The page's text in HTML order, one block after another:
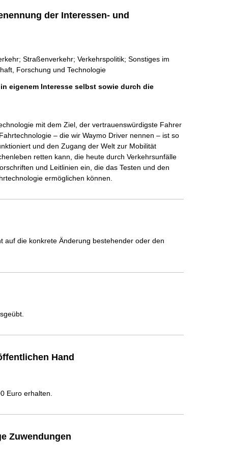
der Interessen- und
Straßenverkehr; Verkehrspolitik; Sonstiges im
Forschung und Technologie
eigenem Interesse selbst sowie durch die
mit dem Ziel, der vertrauenswürdigste Fahrer
– die wir Waymo Driver nennen – ist so
und den Zugang der Welt zur Mobilität
retten kann, die heute durch Verkehrsunfälle
und Leitlinien ein, die das Testen und den
ermöglichen können.
auf die konkrete Änderung bestehender oder den
Hand
Euro erhalten.
Zuwendungen